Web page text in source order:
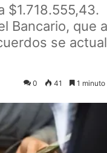
$1.718.555,43.
Bancario, que
se
0 41 1